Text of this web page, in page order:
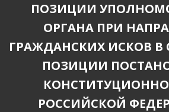
ПОЗИЦИИ
ОРГАНА ПРИ
ГРАЖДАНСКИХ ИСКОВ В
ПОЗИЦИИ
РОССИЙСКОЙ